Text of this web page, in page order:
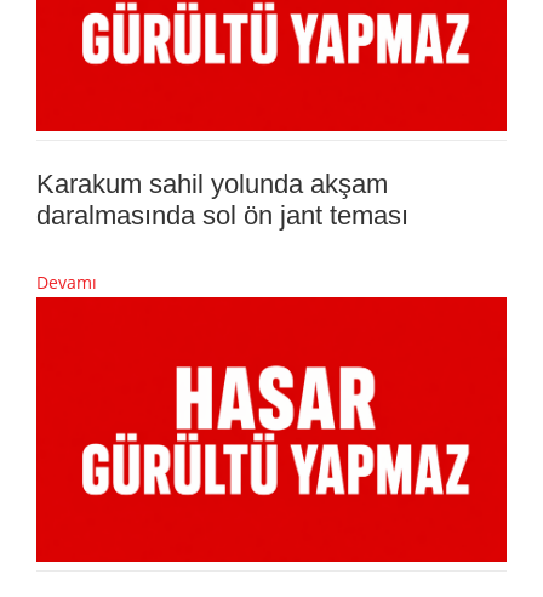
Karakum sahil yolunda akşam
daralmasında sol ön jant teması
Devamı